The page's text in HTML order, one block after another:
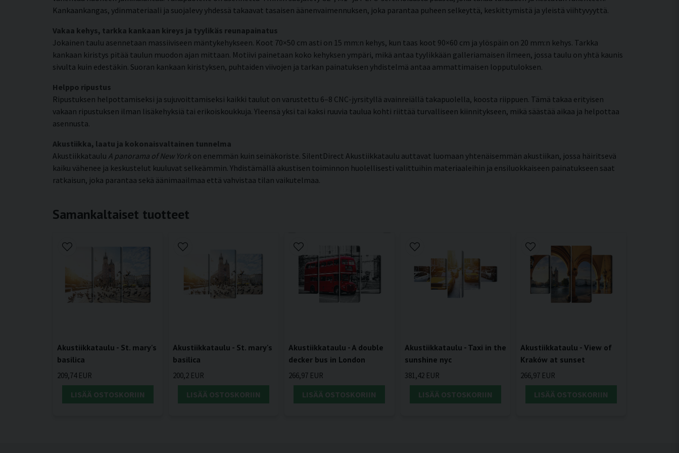
Kankaankangas, ydinmateriaali ja suojalevy yhdessä takaavat tasaisen äänenvaimennuksen, joka parantaa puheen selkeyttä, keskittymistä ja yleistä viihtyvyyttä.
Vakaa kehys, tarkka kankaan kireys ja tyylikäs reunapainatus
Jokainen taulu asennetaan massiiviseen mäntykehykseen. Koot 70×50 cm asti on 15 mm:n kehys, kun taas koot 90×60 cm ja ylöspäin on 20 mm:n kehys. Tarkka
kankaan kiristys pitää taulun muodon ajan mittaan. Motiivi painetaan koko kehyksen ympäri, mikä antaa tyylikkään galleriamaisen ilmeen, jossa taulu on yhtä kaunis
sivulta kuin edestäkin. Suoran kankaan kiristyksen, puhtaiden viivojen ja tarkan painatuksen yhdistelmä antaa ammattimaisen lopputuloksen.
Helppo ripustus
Ripustuksen helpottamiseksi ja sujuvoittamiseksi kaikki taulut on varustettu 6–8 CNC-jyrsityllä avainreiällä takapuolella, koosta riippuen. Tämä takaa erityisen
vakaan ripustuksen ilman lisäkehyksiä tai erikoiskoukkuja. Yleensä yksi tai kaksi ruuvia taulua kohti riittää turvalliseen kiinnitykseen, mikä säästää aikaa ja helpottaa
asennusta.
Akustiikka, laatu ja kokonaisvaltainen tunnelma
Akustiikkataulu A panorama of New Yorkon enemmän kuin seinäkoriste. SilentDirect Akustiikkataulu auttavat luomaan yhtenäisemmän akustiikan, jossa häiritsevä
kaiku vähenee ja keskustelut kuuluvat selkeämmin. Yhdistämällä akustisen toiminnon huolellisesti valittuihin materiaaleihin ja ensiluokkaiseen painatukseen saat
ratkaisun, joka parantaa sekä äänimaailmaa että vahvistaa tilan vaikutelmaa.
Samankaltaiset tuotteet
Akustiikkataulu - St. mary's
basilica
209,74 EUR
LISÄÄ OSTOSKORIIN
Akustiikkataulu - St. mary's
basilica
200,2 EUR
LISÄÄ OSTOSKORIIN
Akustiikkataulu - A double
decker bus in London
266,97 EUR
LISÄÄ OSTOSKORIIN
Akustiikkataulu - Taxi in the
sunshine nyc
381,42 EUR
LISÄÄ OSTOSKORIIN
Akustiikkataulu - View of
Kraków at sunset
266,97 EUR
LISÄÄ OSTOSKORIIN